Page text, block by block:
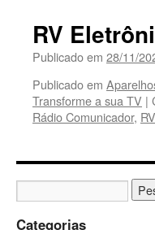
RV
Publicado em 28/11/
Publicado em
Transforme a sua TV |
Rádio Comunicador,
Categorias